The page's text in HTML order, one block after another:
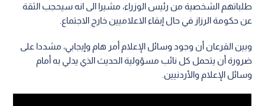
طلباتهم الشخصية من رئيس الوزراء، مشيرا الى انه سيحجب الثقة
عن حكومة الرزاز في حال إبقاء الاعلاميين خارج الاجتماع.
وبين القرعان أن وجود وسائل الإعلام أمر هام وإيجابي، مشددا على
ضرورة أن يتحمل كل نائب مسؤولية الحديث الذي يدلي به أمام
وسائل الإعلام والأردنيين.